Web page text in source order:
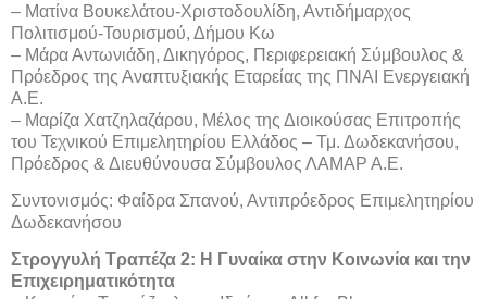
– Ματίνα Βουκελάτου-Χριστοδουλίδη, Αντιδήμαρχος
Πολιτισμού-Τουρισμού, Δήμου Κω
– Μάρα Αντωνιάδη, Δικηγόρος, Περιφερειακή Σύμβουλος &
Πρόεδρος της Αναπτυξιακής Εταρείας της ΠΝΑΙ Ενεργειακή
Α.Ε.
– Μαρίζα Χατζηλαζάρου, Μέλος της Διοικούσας Επιτροπής
του Τεχνικού Επιμελητηρίου Ελλάδος – Τμ. Δωδεκανήσου,
Πρόεδρος & Διευθύνουσα Σύμβουλος ΛΑΜΑΡ Α.Ε.
Συντονισμός: Φαίδρα Σπανού, Αντιπρόεδρος Επιμελητηρίου
Δωδεκανήσου
Στρογγυλή Τραπέζα 2: Η Γυναίκα στην Κοινωνία και την
Επιχειρηματικότητα